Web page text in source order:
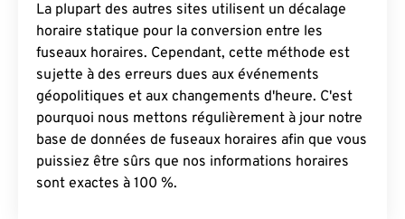
La plupart des autres sites utilisent un décalage
horaire statique pour la conversion entre les
fuseaux horaires. Cependant, cette méthode est
sujette à des erreurs dues aux événements
géopolitiques et aux changements d'heure. C'est
pourquoi nous mettons régulièrement à jour notre
base de données de fuseaux horaires afin que vous
puissiez être sûrs que nos informations horaires
sont exactes à 100 %.